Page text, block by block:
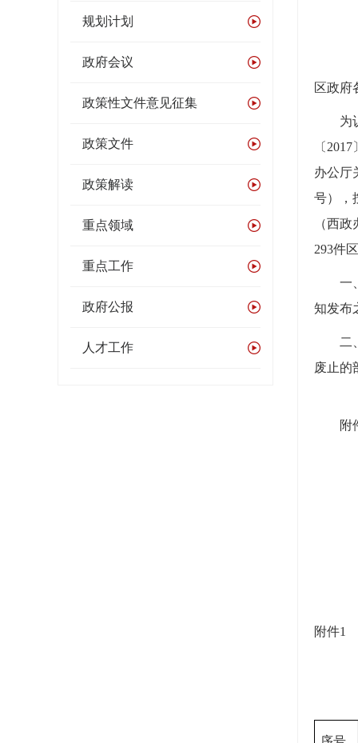
规划计划
政府会议
政策性文件意见征集
政策文件
政策解读
重点领域
重点工作
政府公报
人才工作
区政府
为
〔
办公厅
号），
（西
293件
一
知发布
二
废止的
附
附件1